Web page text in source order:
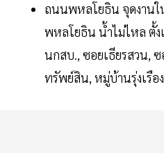
ถนนพหลโยธิน จุดงานใ
พหลโยธิน น้ำไม่ไหล ตั้
นกสบ., ซอยเธียรสวน, ซ
ทรัพย์สิน, หมู่บ้านรุ่งเรือ